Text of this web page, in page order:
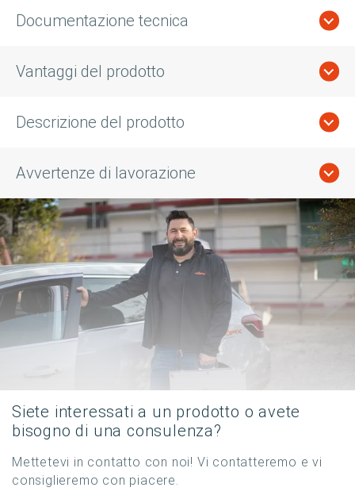
Documentazione tecnica
Vantaggi del prodotto
Descrizione del prodotto
Avvertenze di lavorazione
Siete interessati a un prodotto o avete
bisogno di una consulenza?
Mettetevi in contatto con noi! Vi contatteremo e vi
consiglieremo con piacere.